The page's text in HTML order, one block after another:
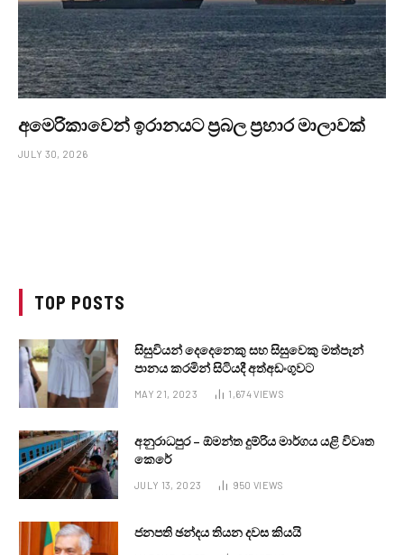
අමෙරිකාවෙන් ඉරානයට ප්‍රබල ප්‍රහාර මාලාවක්
JULY 30, 2026
TOP POSTS
සිසුවියන් දෙදෙනෙකු සහ සිසුවෙකු මත්පැන්
පානය කරමින් සිටියදී අත්අඩංගුවට
MAY 21, 2023 1,674VIEWS
අනුරාධපුර – ඕමන්ත දුම්රිය මාර්ගය යළි විවෘත
කෙරේ
JULY 13, 2023 950 VIEWS
ජනපති ඡන්දය තියන දවස කියයි